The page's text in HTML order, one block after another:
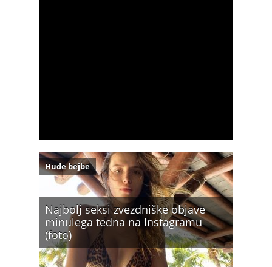
Najbolj seksi zvezdniške objave
minulega tedna na Instagramu
(foto)
Hude bejbe